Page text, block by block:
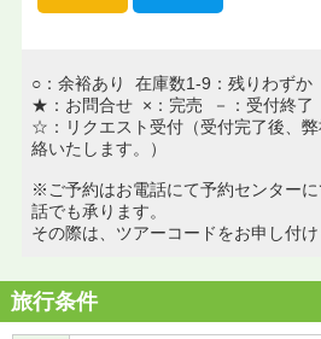
○：余裕あり 在庫数1-9：残りわずか
★：お問合せ ×：完売 －：受付終了
☆：リクエスト受付（受付完了後、
絡いたします。）
※ご予約はお電話にて予約センター
話でも承ります。
その際は、ツアーコードをお申し付け
旅行条件